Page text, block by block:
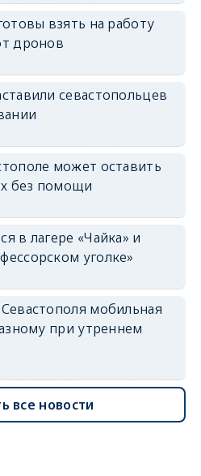
взять на работу
дронов
севастопольцев
может оставить
без помощи
в лагере «Чайка» и
уголке»
мобильная
при утреннем
все новости